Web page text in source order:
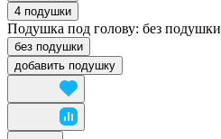
4 подушки
Подушка под голову: без подушки
без подушки
добавить подушку